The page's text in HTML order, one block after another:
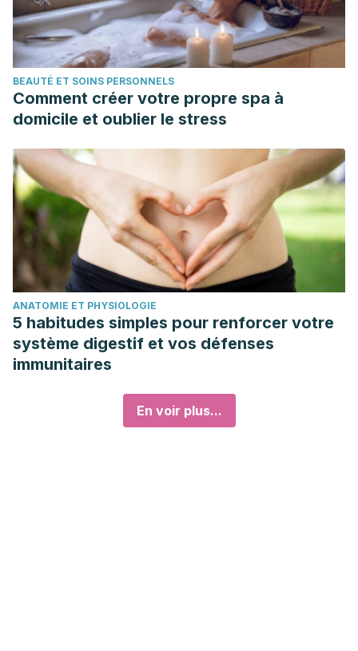
BEAUTÉ ET SOINS PERSONNELS
Comment créer votre propre spa à
domicile et oublier le stress
ANATOMIE ET PHYSIOLOGIE
5 habitudes simples pour renforcer votre
système digestif et vos défenses
immunitaires
En voir plus...